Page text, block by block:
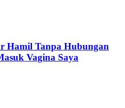
Hamil Tanpa Hubungan
Vagina Saya